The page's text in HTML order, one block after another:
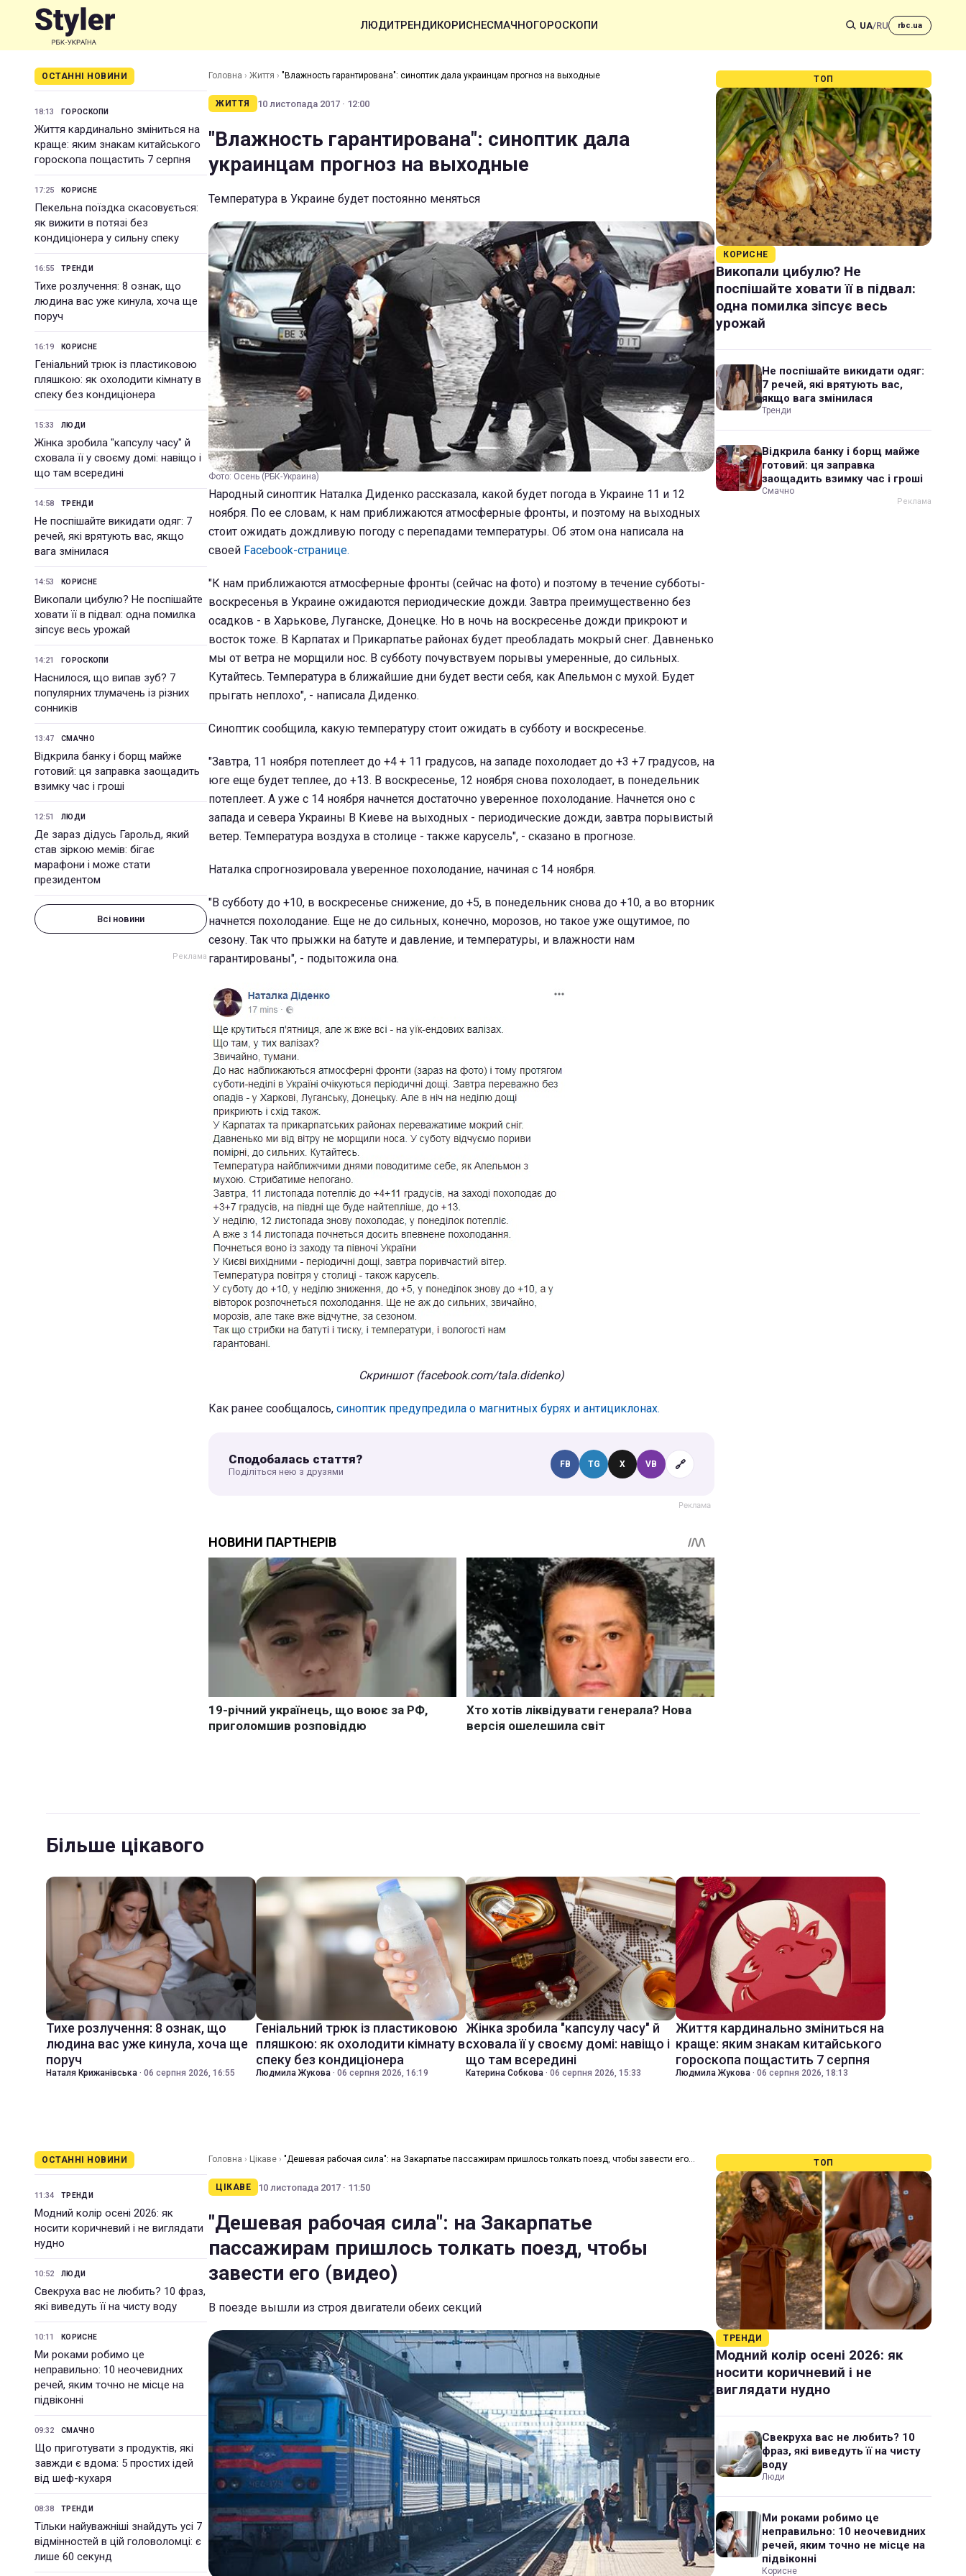
ЛЮДИТРЕНДИКОРИСНЕСМАЧНОГОРОСКОПИ UA/RU rbc.ua
ОСТАННІ НОВИНИ
18:13 ГОРОСКОПИ
Життя кардинально зміниться на
краще: яким знакам китайського
гороскопа пощастить 7 серпня
17:25 КОРИСНЕ
Пекельна поїздка скасовується:
як вижити в потязі без
кондиціонера у сильну спеку
16:55 ТРЕНДИ
Тихе розлучення: 8 ознак, що
людина вас уже кинула, хоча ще
поруч
16:19 КОРИСНЕ
Геніальний трюк із пластиковою
пляшкою: як охолодити кімнату в
спеку без кондиціонера
15:33 ЛЮДИ
Жінка зробила "капсулу часу" й
сховала її у своєму домі: навіщо і
що там всередині
14:58 ТРЕНДИ
Не поспішайте викидати одяг: 7
речей, які врятують вас, якщо
вага змінилася
14:53 КОРИСНЕ
Викопали цибулю? Не поспішайте
ховати її в підвал: одна помилка
зіпсує весь урожай
14:21 ГОРОСКОПИ
Наснилося, що випав зуб? 7
популярних тлумачень із різних
сонників
13:47 СМАЧНО
Відкрила банку і борщ майже
готовий: ця заправка заощадить
взимку час і гроші
12:51 ЛЮДИ
Де зараз дідусь Гарольд, який
став зіркою мемів: бігає
марафони і може стати
президентом
Всі новини
Головна › Життя › "Влажность гарантирована": синоптик дала украинцам прогноз на выходные
ЖИТТЯ 10 листопада 2017 · 12:00
"Влажность гарантирована": синоптик дала
украинцам прогноз на выходные
Температура в Украине будет постоянно меняться
Фото: Осень (РБК-Украина)
Народный синоптик Наталка Диденко рассказала, какой будет погода в Украине 11 и 12
ноября. По ее словам, к нам приближаются атмосферные фронты, и поэтому на выходных
стоит ожидать дождливую погоду с перепадами температуры. Об этом она написала на
своей Facebook-странице.
"К нам приближаются атмосферные фронты (сейчас на фото) и поэтому в течение субботы-
воскресенья в Украине ожидаются периодические дожди. Завтра преимущественно без
осадков - в Харькове, Луганске, Донецке. Но в ночь на воскресенье дожди прикроют и
восток тоже. В Карпатах и ​​Прикарпатье районах будет преобладать мокрый снег. Давненько
мы от ветра не морщили нос. В субботу почувствуем порывы умеренные, до сильных.
Кутайтесь. Температура в ближайшие дни будет вести себя, как Апельмон с мухой. Будет
прыгать неплохо", - написала Диденко.
Синоптик сообщила, какую температуру стоит ожидать в субботу и воскресенье.
"Завтра, 11 ноября потеплеет до +4 + 11 градусов, на западе похолодает до +3 +7 градусов, на
юге еще будет теплее, до +13. В воскресенье, 12 ноября снова похолодает, в понедельник
потеплеет. А уже с 14 ноября начнется достаточно уверенное похолодание. Начнется оно с
запада и севера Украины В Киеве на выходных - периодические дожди, завтра порывистый
ветер. Температура воздуха в столице - также карусель", - сказано в прогнозе.
Наталка спрогнозировала уверенное похолодание, начиная с 14 ноября.
"В субботу до +10, в воскресенье снижение, до +5, в понедельник снова до +10, а во вторник
начнется похолодание. Еще не до сильных, конечно, морозов, но такое уже ощутимое, по
сезону. Так что прыжки на батуте и давление, и температуры, и влажности нам
гарантированы", - подытожила она.
Скриншот (facebook.com/tala.didenko)
Как ранее сообщалось, синоптик предупредила о магнитных бурях и антициклонах.
Сподобалась стаття?
Поділіться нею з друзями
FB TG X VB 🔗
ТОП
КОРИСНЕ
Викопали цибулю? Не
поспішайте ховати її в підвал:
одна помилка зіпсує весь
урожай
Не поспішайте викидати одяг:
7 речей, які врятують вас,
якщо вага змінилася
Тренди
Відкрила банку і борщ майже
готовий: ця заправка
заощадить взимку час і гроші
Смачно
Більше цікавого
Тихе розлучення: 8 ознак, що
людина вас уже кинула, хоча ще
поруч
Наталя Крижанівська · 06 серпня 2026, 16:55
Геніальний трюк із пластиковою
пляшкою: як охолодити кімнату в
спеку без кондиціонера
Людмила Жукова · 06 серпня 2026, 16:19
Жінка зробила "капсулу часу" й
сховала її у своєму домі: навіщо і
що там всередині
Катерина Собкова · 06 серпня 2026, 15:33
Життя кардинально зміниться на
краще: яким знакам китайського
гороскопа пощастить 7 серпня
Людмила Жукова · 06 серпня 2026, 18:13
ОСТАННІ НОВИНИ
11:34 ТРЕНДИ
Модний колір осені 2026: як
носити коричневий і не виглядати
нудно
10:52 ЛЮДИ
Свекруха вас не любить? 10 фраз,
які виведуть її на чисту воду
10:11 КОРИСНЕ
Ми роками робимо це
неправильно: 10 неочевидних
речей, яким точно не місце на
підвіконні
09:32 СМАЧНО
Що приготувати з продуктів, які
завжди є вдома: 5 простих ідей
від шеф-кухаря
08:38 ТРЕНДИ
Тільки найуважніші знайдуть усі 7
відмінностей в цій головоломці: є
лише 60 секунд
Головна › Цікаве › "Дешевая рабочая сила": на Закарпатье пассажирам пришлось толкать поезд, чтобы завести его
ЦІКАВЕ
10 листопада 2017 · 11:50
"Дешевая рабочая сила": на Закарпатье
пассажирам пришлось толкать поезд, чтобы
завести его (видео)
В поезде вышли из строя двигатели обеих секций
ТОП
ТРЕНДИ
Модний колір осені 2026: як
носити коричневий і не
виглядати нудно
Свекруха вас не любить? 10
фраз, які виведуть її на чисту
воду
Люди
Ми роками робимо це
неправильно: 10 неочевидних
речей, яким точно не місце на
підвіконні
Корисне